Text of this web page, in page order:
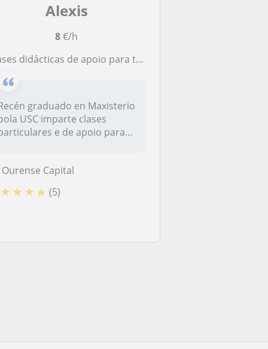
Alexis
8€/h
didácticas de apoio para toda Primaria
graduado en Maxisterio
USC imparte clases
e de apoio para
Ourense Capital
★ ★ ★ ★ (5)